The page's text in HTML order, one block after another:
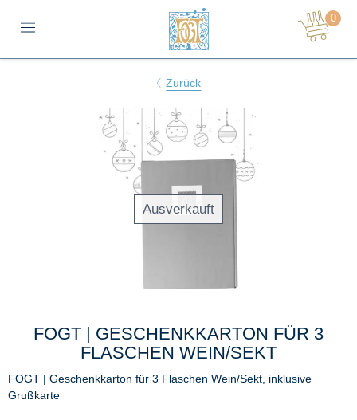
0
Zurück
Ausverkauft
FOGT | GESCHENKKARTON FÜR 3
FLASCHEN WEIN/SEKT
FOGT | Geschenkkarton für 3 Flaschen Wein/Sekt, inklusive
Grußkarte